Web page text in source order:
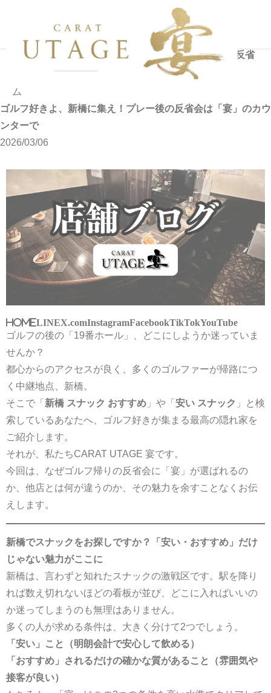
ム
ニュ
ゴルフ好きよ、新橋に集え！プレー後の反省
会は「宴」のカウンターで
ゴルフ好きよ、新橋に集え！プレー後の反省会は「宴」のカウ
ンターで
2026/03/06
HOMELINEX.comInstagramFacebookTikTokYouTube
ゴルフの後の「19番ホール」、どこにしようか迷っていま
せんか？
都心からのアクセスが良く、多くのゴルファーが帰路につ
く中継地点、新橋。
そこで「 新橋 スナック おすすめ 」や「 安い スナック 」と検
索しているあなたへ、ゴルフ好きが集まる最高の隠れ家を
ご紹介します。
それが、私たちCARAT UTAGE 宴です。
今回は、なぜゴルフ帰りの反省会に「宴」が選ばれるの
か、他店とは何が違うのか、その魅力を余すことなくお伝
えします。
新橋でスナックをお探しですか？「安い・おすすめ」だけ
じゃない魅力がここに
新橋は、言わずと知れたスナックの激戦区です。駅を降り
れば数え切れないほどの看板が並び、どこに入ればいいの
か迷ってしまうのも無理はありません。
多くの人が求める条件は、大きく分けて2つでしょう。
「安い」こと（明朗会計で安心して飲める）
「おすすめ」されるだけの確かな質があること（雰囲気や
接客が良い）